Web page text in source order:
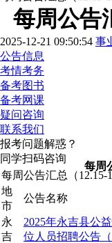
每周公告
2025-12-21 09:50:54 事
公告信息
考情考务
备考图书
备考网课
疑问咨询
联系我们
报考问题解惑？
同学扫码咨询
每周
每周公告汇总（12.15-
地
市
公告名称
永
吉
2025年永吉县公
位人员招聘公告